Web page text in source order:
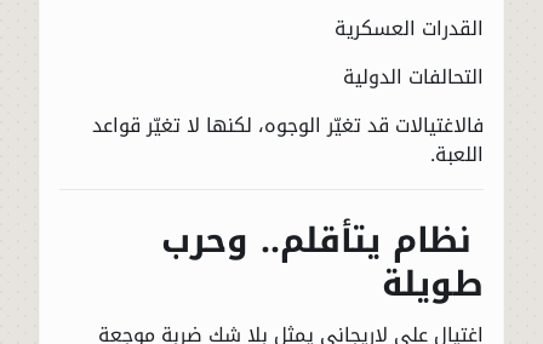
القدرات العسكرية
التحالفات الدولية
فالاغتيالات قد تغيّر الوجوه، لكنها لا تغيّر قواعد
اللعبة.
نظام يتأقلم.. وحرب
طويلة
اغتيال علي لاريجاني يمثل بلا شك ضربة موجعة